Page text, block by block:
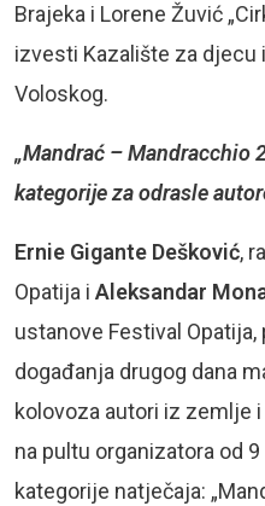
Brajeka i Lorene Žuvić
izvesti Kazalište za djecu
Voloskog.
„Mandrać – Mandracchio
kategorije za odrasle
Ernie Gigante Dešković,
Opatija i Aleksandar
ustanove Festival
događanja drugog dana
kolovoza autori iz zemlje
na pultu organizatora od
kategorije natječaja: